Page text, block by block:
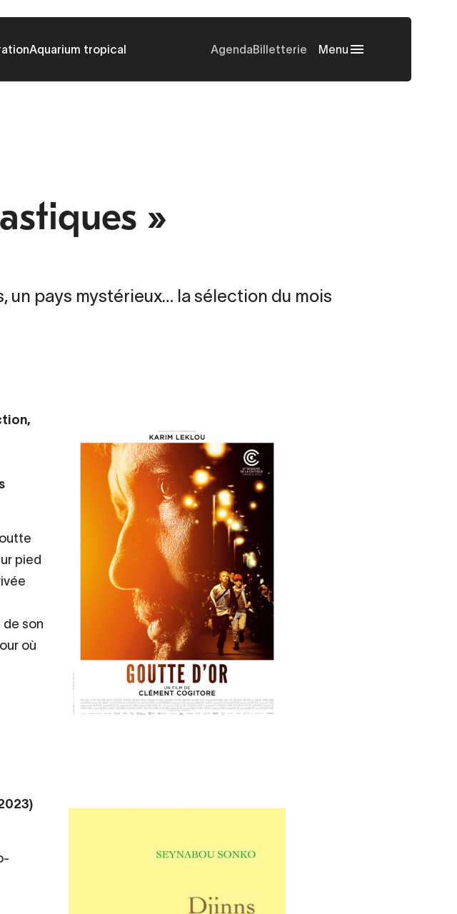
Aquarium tropical AgendaBilletterie Menu
»
un pays mystérieux… la sélection du mois
pied
de son
où